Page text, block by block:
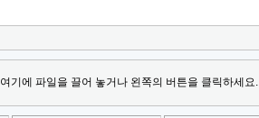
여기에 파일을 끌어 놓거나 왼쪽의 버튼을 클릭하세요.